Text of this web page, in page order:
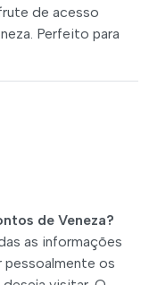
de acesso
Perfeito para
de Veneza?
as informações
pessoalmente os